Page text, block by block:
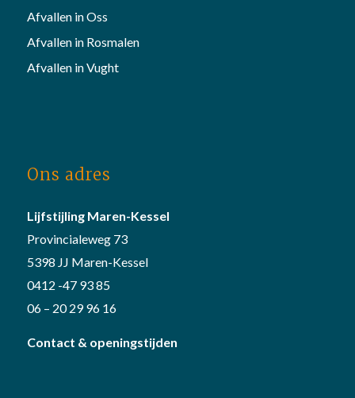
Afvallen in Oss
Afvallen in Rosmalen
Afvallen in Vught
Ons adres
Lijfstijling Maren-Kessel
Provincialeweg 73
5398 JJ Maren-Kessel
0412 -47 93 85
06 – 20 29 96 16
Contact & openingstijden